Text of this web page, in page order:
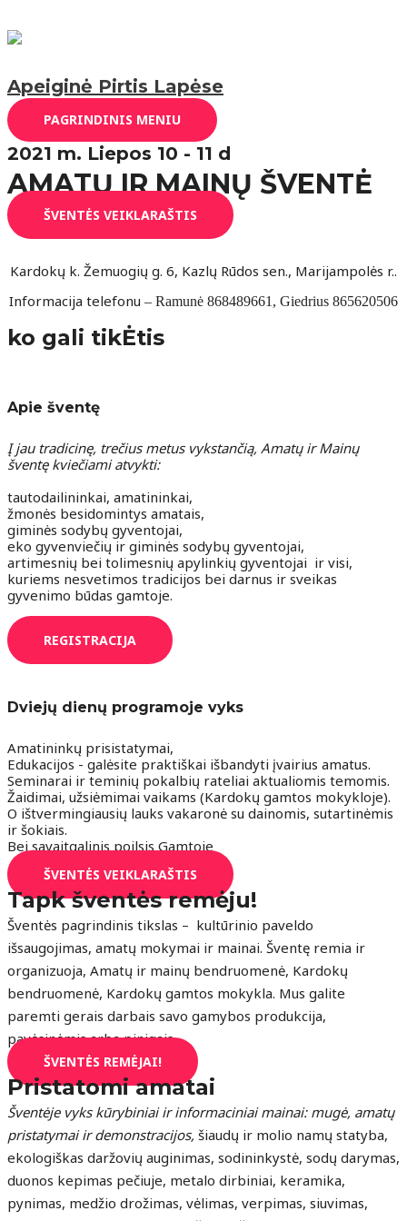
Apeiginė Pirtis Lapėse
PAGRINDINIS MENIU
2021 m. Liepos 10 - 11 d
AMATŲ IR MAINŲ ŠVENTĖ
ŠVENTĖS VEIKLARAŠTIS
Kardokų k. Žemuogių g. 6, Kazlų Rūdos sen., Marijampolės r..
Informacija telefonu – Ramunė 868489661, Giedrius 865620506
ko gali tikĖtis
Apie šventę
Į jau tradicinę, trečius metus vykstančią, Amatų ir Mainų
šventę kviečiami atvykti:
tautodailininkai, amatininkai,
žmonės besidomintys amatais,
giminės sodybų gyventojai,
eko gyvenviečių ir giminės sodybų gyventojai,
artimesnių bei tolimesnių apylinkių gyventojai ir visi,
kuriems nesvetimos tradicijos bei darnus ir sveikas
gyvenimo būdas gamtoje.
REGISTRACIJA
Dviejų dienų programoje vyks
Amatininkų prisistatymai,
Edukacijos - galėsite praktiškai išbandyti įvairius amatus.
Seminarai ir teminių pokalbių rateliai aktualiomis temomis.
Žaidimai, užsiėmimai vaikams (Kardokų gamtos mokykloje).
O ištvermingiausių lauks vakaronė su dainomis, sutartinėmis
ir šokiais.
Bei savaitgalinis poilsis Gamtoje
ŠVENTĖS VEIKLARAŠTIS
Tapk šventės remėju!
Šventės pagrindinis tikslas – kultūrinio paveldo
išsaugojimas, amatų mokymai ir mainai. Šventę remia ir
organizuoja, Amatų ir mainų bendruomenė, Kardokų
bendruomenė, Kardokų gamtos mokykla. Mus galite
paremti gerais darbais savo gamybos produkcija,
pavėsinėmis arba pinigais.
ŠVENTĖS REMĖJAI!
Pristatomi amatai
Šventėje vyks kūrybiniai ir informaciniai mainai: mugė, amatų
pristatymai ir demonstracijos, šiaudų ir molio namų statyba,
ekologiškas daržovių auginimas, sodininkystė, sodų darymas,
duonos kepimas pečiuje, metalo dirbiniai, keramika,
pynimas, medžio drožimas, vėlimas, verpimas, siuvimas,